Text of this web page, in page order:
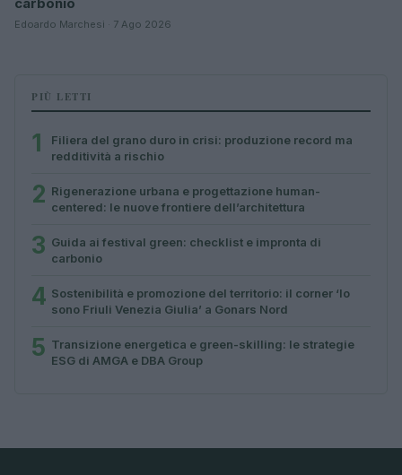
Edoardo Marchesi · 7 Ago 2026
PIÙ LETTI
1
Filiera del grano duro in crisi: produzione record ma
redditività a rischio
2 Rigenerazione urbana e progettazione human-
centered: le nuove frontiere dell’architettura
3 Guida ai festival green: checklist e impronta di
carbonio
4 Sostenibilità e promozione del territorio: il corner ‘Io
sono Friuli Venezia Giulia’ a Gonars Nord
5 Transizione energetica e green-skilling: le strategie
ESG di AMGA e DBA Group